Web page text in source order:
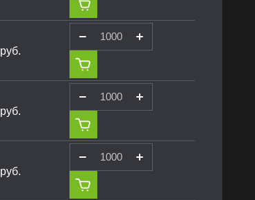
руб.
руб.
руб.